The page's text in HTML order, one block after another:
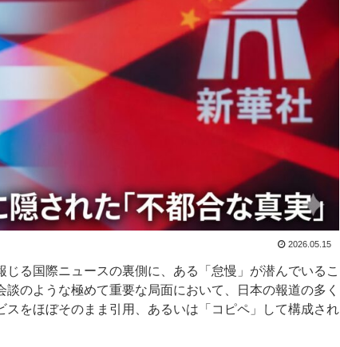
2026.05.15
る国際ニュースの裏側に、ある「怠慢」が潜んでいるこ
のような極めて重要な局面において、日本の報道の多く
をほぼそのまま引用、あるいは「コピペ」して構成され